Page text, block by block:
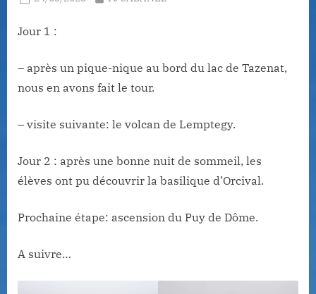
Jour 1 :
– après un pique-nique au bord du lac de Tazenat,
nous en avons fait le tour.
– visite suivante: le volcan de Lemptegy.
Jour 2 : après une bonne nuit de sommeil, les
élèves ont pu découvrir la basilique d’Orcival.
Prochaine étape: ascension du Puy de Dôme.
A suivre…